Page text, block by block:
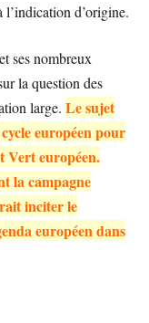
d’origine.
ses nombreux
la question des
large. Le sujet
européen pour
Vert européen.
la campagne
inciter le
européen dans